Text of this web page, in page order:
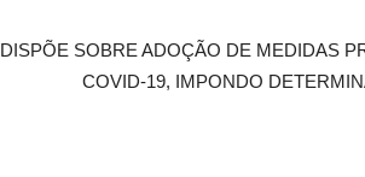
DISPÕE SOBRE ADOÇÃO DE MEDIDAS
COVID-19, IMPONDO